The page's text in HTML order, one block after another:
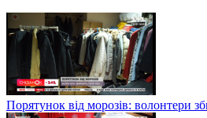
Порятунок від морозів: волонтери